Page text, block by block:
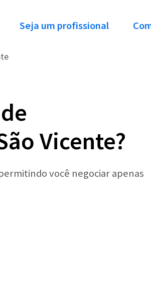
Seja um profissional
Vicente?
você negociar apenas